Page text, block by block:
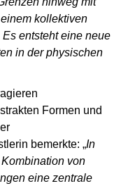
kollektiven
entsteht eine neue
in der physischen
Formen und
bemerkte: „In
von
eine zentrale